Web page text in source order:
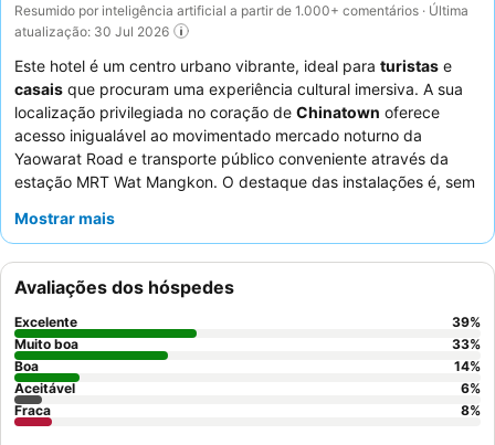
Resumido por inteligência artificial a partir de 1.000+ comentários · Última
atualização: 30 Jul 2026
Este hotel é um centro urbano vibrante, ideal para turistas e
casais que procuram uma experiência cultural imersiva. A sua
localização privilegiada no coração de Chinatown oferece
acesso inigualável ao movimentado mercado noturno da
Yaowarat Road e transporte público conveniente através da
estação MRT Wat Mangkon. O destaque das instalações é, sem
proporcionam vistas panorâmicas deslumbrantes sobre a
funcionários excecionalmente simpáticos e prestativos
diversificado buffet de pequeno-almoço
vasta seleção de opções asiáticas e ocidentais. Para a melhor
experiência, considere reservar um quarto num andar superior
para apreciar plenamente as vistas deslumbrantes.
Mostrar mais
Avaliações dos hóspedes
Excelente 39%
Muito boa
33%
Boa
14%
Aceitável
6%
Fraca
8%